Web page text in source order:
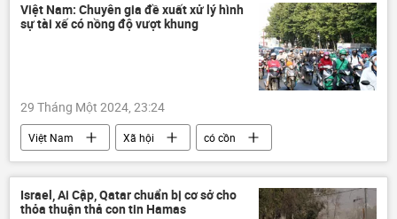
Việt Nam: Chuyên gia đề xuất xử lý hình
sự tài xế có nồng độ vượt khung
29 Tháng Một 2024, 23:24
Việt Nam Xã hội
có cồn
Pháp luật
giao thông
an ninh
tai nạn giao thông
Bộ Công an Việt Nam
Israel, Ai Cập, Qatar chuẩn bị cơ sở cho
thỏa thuận thả con tin Hamas